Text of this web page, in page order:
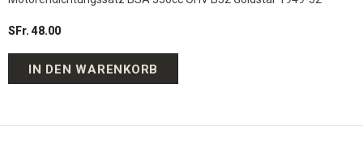
SFr. 48.00
IN DEN WARENKORB